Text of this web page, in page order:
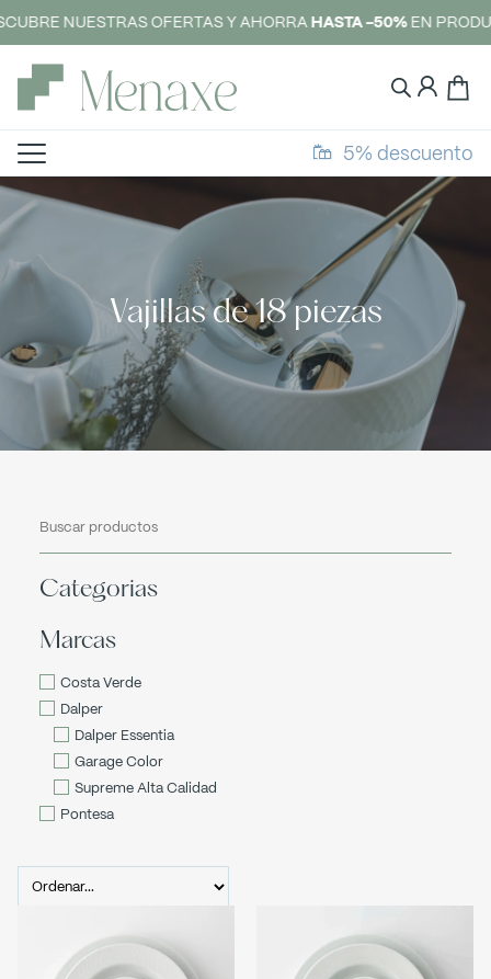
NUESTRAS OFERTAS Y AHORRAHASTA -50%EN
5% descuento
Vajillas de 18 piezas
Categorias
Marcas
Costa Verde
Dalper
Dalper Essentia
Garage Color
Supreme Alta Calidad
Pontesa